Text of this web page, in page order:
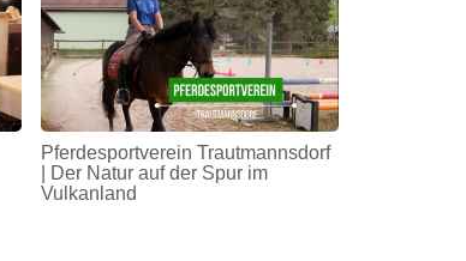
Pferdesportverein Trautmannsdorf
| Der Natur auf der Spur im
Vulkanland